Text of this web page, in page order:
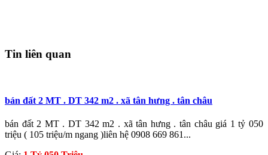
Tin liên quan
bán đất 2 MT . DT 342 m2 . xã tân hưng . tân châu
bán đất 2 MT . DT 342 m2 . xã tân hưng . tân châu giá 1 tỷ 050
triệu ( 105 triệu/m ngang )liên hệ 0908 669 861...